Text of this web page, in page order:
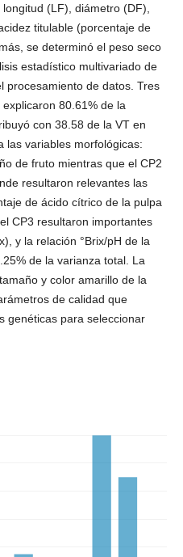
(LF), diámetro (DF),
titulable (porcentaje de
se determinó el peso seco
estadístico multivariado de
procesamiento de datos. Tres
80.61% de la
con 38.58 de la VT en
las variables morfológicas:
de fruto mientras que el CP2
resultaron relevantes las
de ácido cítrico de la pulpa
CP3 resultaron importantes
y la relación °Brix/pH de la
de la varianza total. La
y color amarillo de la
de calidad que
genéticas para seleccionar